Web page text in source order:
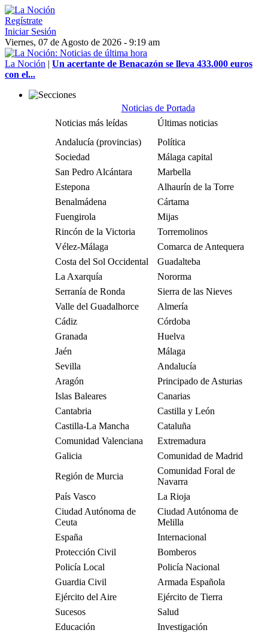
Regístrate
Iniciar Sesión
Viernes, 07 de Agosto de 2026 - 9:19 am
La Noción | Un acertante de Benacazón se lleva 433.000 euros
con el...
Noticias de Portada
Noticias más leídas
Últimas noticias
Andalucía (provincias)
Política
Sociedad
Málaga capital
San Pedro Alcántara
Marbella
Estepona
Alhaurín de la Torre
Benalmádena
Cártama
Fuengirola
Mijas
Rincón de la Victoria
Torremolinos
Vélez-Málaga
Comarca de Antequera
Costa del Sol Occidental
Guadalteba
La Axarquía
Nororma
Serranía de Ronda
Sierra de las Nieves
Valle del Guadalhorce
Almería
Cádiz
Córdoba
Granada
Huelva
Jaén
Málaga
Sevilla
Andalucía
Aragón
Principado de Asturias
Islas Baleares
Canarias
Cantabria
Castilla y León
Castilla-La Mancha
Cataluña
Comunidad Valenciana
Extremadura
Galicia
Comunidad de Madrid
Región de Murcia
Comunidad Foral de
Navarra
País Vasco
La Rioja
Ciudad Autónoma de
Ceuta
Ciudad Autónoma de
Melilla
España
Internacional
Protección Civil
Bomberos
Policía Local
Policía Nacional
Guardia Civil
Armada Española
Ejército del Aire
Ejército de Tierra
Sucesos
Salud
Educación
Investigación